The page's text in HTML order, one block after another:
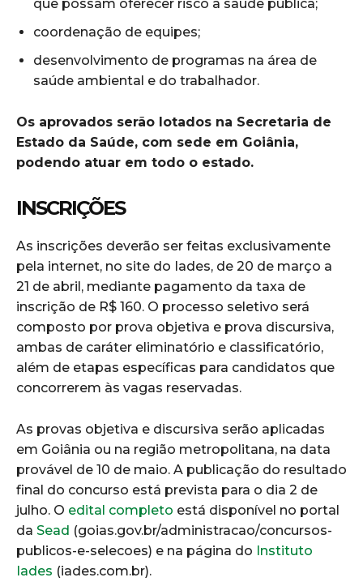
que possam oferecer risco à saúde pública;
coordenação de equipes;
desenvolvimento de programas na área de
saúde ambiental e do trabalhador.
Os aprovados serão lotados na Secretaria de
Estado da Saúde, com sede em Goiânia,
podendo atuar em todo o estado.
INSCRIÇÕES
As inscrições deverão ser feitas exclusivamente
pela internet, no site do Iades, de 20 de março a
21 de abril, mediante pagamento da taxa de
inscrição de R$ 160. O processo seletivo será
composto por prova objetiva e prova discursiva,
ambas de caráter eliminatório e classificatório,
além de etapas específicas para candidatos que
concorrerem às vagas reservadas.
As provas objetiva e discursiva serão aplicadas
em Goiânia ou na região metropolitana, na data
provável de 10 de maio. A publicação do resultado
final do concurso está prevista para o dia 2 de
julho. O edital completo está disponível no portal
da Sead (goias.gov.br/administracao/concursos-
publicos-e-selecoes) e na página do Instituto
Iades (iades.com.br).